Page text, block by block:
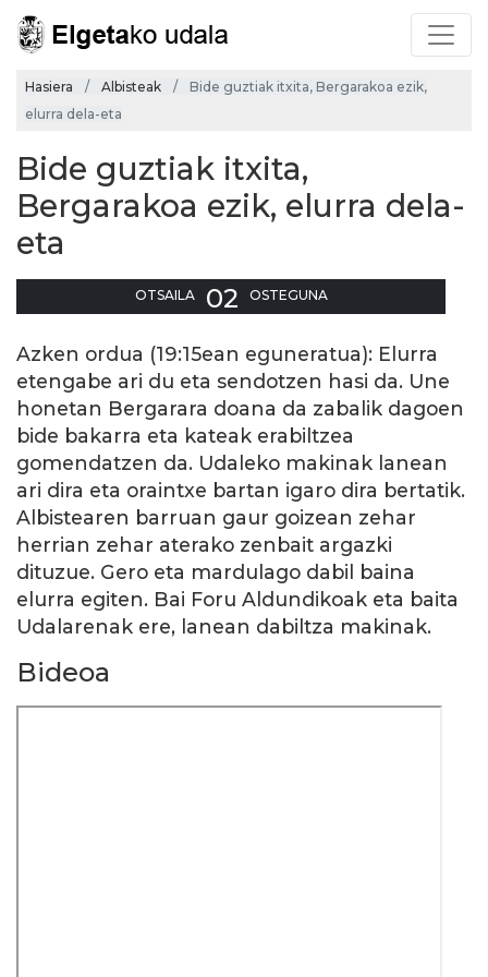
Hasiera Albisteak
Bide guztiak itxita, Bergarakoa ezik,
elurra dela-eta
Bide guztiak itxita,
Bergarakoa ezik, elurra dela-
eta
OTSAILA 02 OSTEGUNA
Azken ordua (19:15ean eguneratua): Elurra
etengabe ari du eta sendotzen hasi da. Une
honetan Bergarara doana da zabalik dagoen
bide bakarra eta kateak erabiltzea
gomendatzen da. Udaleko makinak lanean
ari dira eta oraintxe bartan igaro dira bertatik.
Albistearen barruan gaur goizean zehar
herrian zehar aterako zenbait argazki
dituzue. Gero eta mardulago dabil baina
elurra egiten. Bai Foru Aldundikoak eta baita
Udalarenak ere, lanean dabiltza makinak.
Bideoa